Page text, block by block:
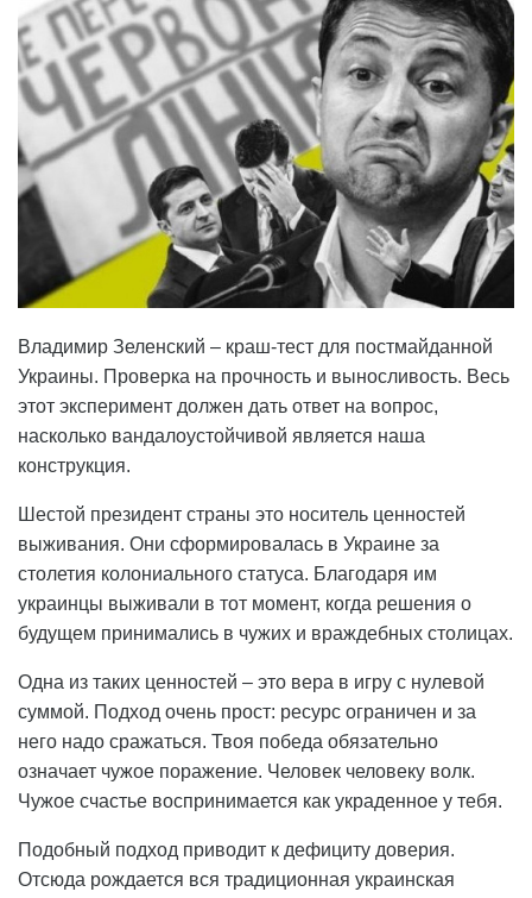
Владимир Зеленский – краш-тест для постмайданной
Украины. Проверка на прочность и выносливость. Весь
этот эксперимент должен дать ответ на вопрос,
насколько вандалоустойчивой является наша
конструкция.
Шестой президент страны это носитель ценностей
выживания. Они сформировалась в Украине за
столетия колониального статуса. Благодаря им
украинцы выживали в тот момент, когда решения о
будущем принимались в чужих и враждебных столицах.
Одна из таких ценностей – это вера в игру с нулевой
суммой. Подход очень прост: ресурс ограничен и за
него надо сражаться. Твоя победа обязательно
означает чужое поражение. Человек человеку волк.
Чужое счастье воспринимается как украденное у тебя.
Подобный подход приводит к дефициту доверия.
Отсюда рождается вся традиционная украинская